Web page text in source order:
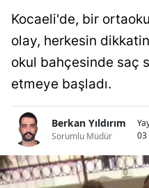
Kocaeli'de, bir
olay, herkesin
okul bahçesinde saç
etmeye başladı.
Berkan Yıldırım
Sorumlu Müdür
03